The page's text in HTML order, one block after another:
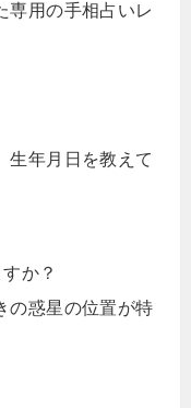
専用の手相占いレ
生年月日を教えて
か？
の惑星の位置が特